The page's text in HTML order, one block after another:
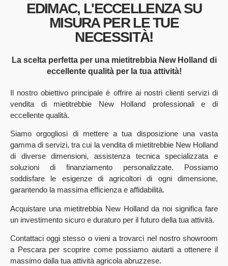
EDIMAC, L'ECCELLENZA SU
MISURA PER LE TUE
NECESSITÀ!
La scelta perfetta per una mietitrebbia New Holland di
eccellente qualità per la tua attività!
Il nostro obiettivo principale è offrire ai nostri clienti servizi di
vendita di mietitrebbie New Holland professionali e di
eccellente qualità.
Siamo orgogliosi di mettere a tua disposizione una vasta
gamma di servizi, tra cui la vendita di mietitrebbie New Holland
di diverse dimensioni, assistenza tecnica specializzata e
soluzioni di finanziamento personalizzate. Possiamo
soddisfare le esigenze di agricoltori di ogni dimensione,
garantendo la massima efficienza e affidabilità.
Acquistare una mietitrebbia New Holland da noi significa fare
un investimento sicuro e duraturo per il futuro della tua attività.
Contattaci oggi stesso o vieni a trovarci nel nostro showroom
a Pescara per scoprire come possiamo aiutarti a ottenere il
massimo dalla tua attività agricola abruzzese.